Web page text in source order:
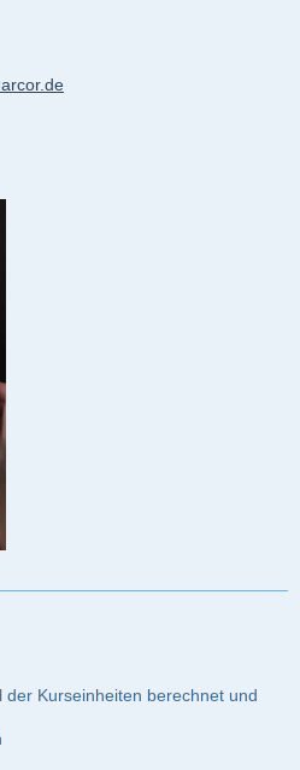
der Kurseinheiten berechnet und